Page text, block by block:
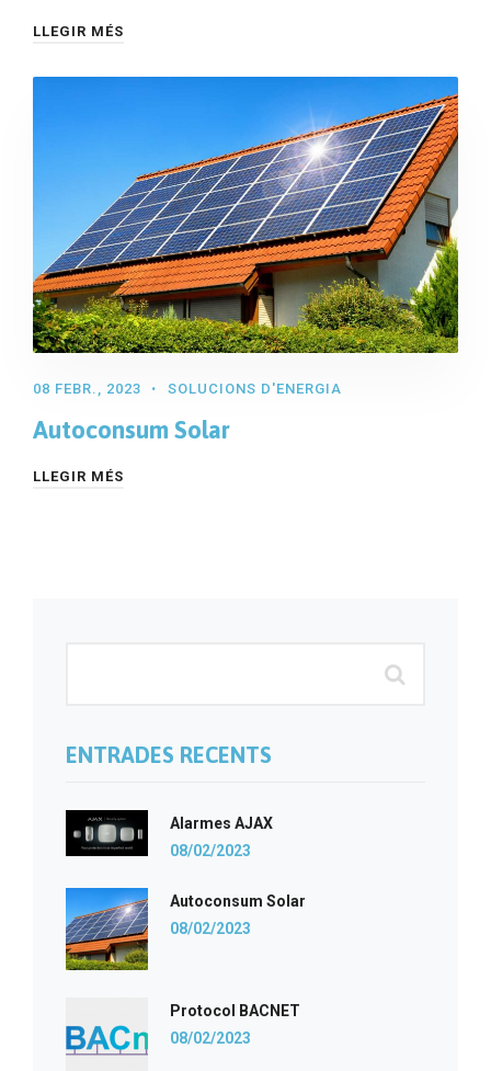
LLEGIR MÉS
08 FEBR., 2023 SOLUCIONS D'ENERGIA
Autoconsum Solar
LLEGIR MÉS
ENTRADES RECENTS
Alarmes AJAX
08/02/2023
Autoconsum Solar
08/02/2023
Protocol BACNET
08/02/2023